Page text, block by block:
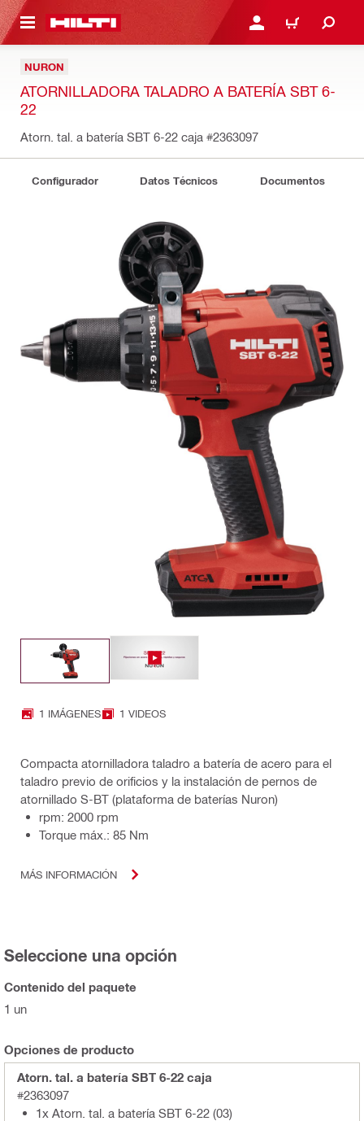
PRINCIPAL INICIE SESIÓN O
CARRITO
NURON
ATORNILLADORA TALADRO A BATERÍA SBT 6-
22
Atorn. tal. a batería SBT 6-22 caja #2363097
Configurador Datos Técnicos Documentos
1 IMÁGENES 1 VIDEOS
Compacta atornilladora taladro a batería de acero para el
taladro previo de orificios y la instalación de pernos de
atornillado S-BT (plataforma de baterías Nuron)
rpm: 2000 rpm
Torque máx.: 85 Nm
MÁS INFORMACIÓN
Seleccione una opción
Contenido del paquete
1 un
Opciones de producto
Atorn. tal. a batería SBT 6-22 caja
#2363097
1x Atorn. tal. a batería SBT 6-22 (03)